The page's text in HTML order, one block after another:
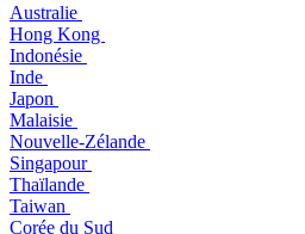
Australie
Hong Kong
Indonésie
Inde
Japon
Malaisie
Nouvelle-Zélande
Singapour
Thaïlande
Taiwan
Corée du Sud